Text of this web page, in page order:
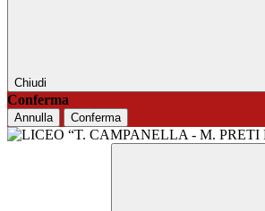
Chiudi
Conferma
Annulla Conferma